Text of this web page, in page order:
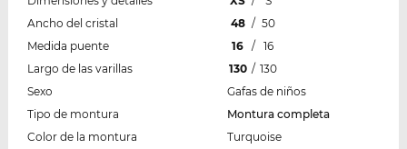
Ancho del cristal
48 / 50
Medida puente
16 /
16
Largo de las varillas
130 / 130
Sexo
Gafas de niños
Tipo de montura
Montura completa
Color de la montura
Turquoise